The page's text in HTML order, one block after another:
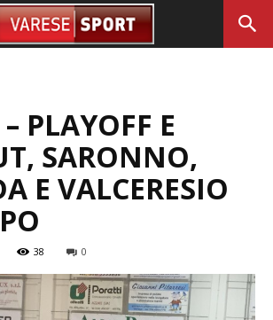
PLAYOFF E
SARONNO,
E VALCERESIO
38 0